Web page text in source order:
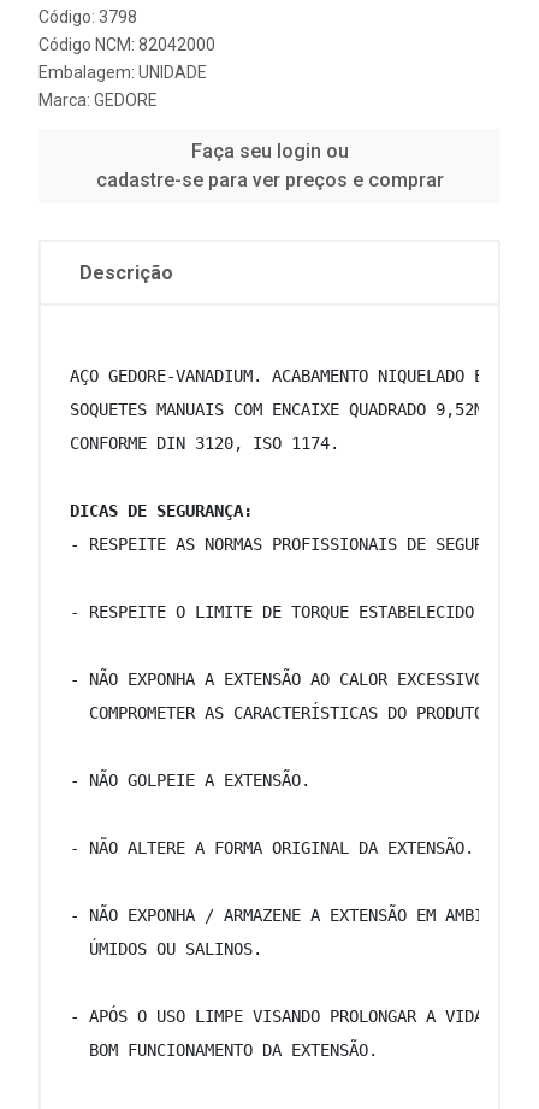
Código: 3798
Código NCM: 82042000
Embalagem: UNIDADE
Marca: GEDORE
Faça seu login ou
cadastre-se para ver preços e comprar
Descrição
AÇO GEDORE-VANADIUM. ACABAMENTO NIQUELADO E
SOQUETES MANUAIS COM ENCAIXE QUADRADO
CONFORME DIN 3120, ISO 1174.
DICAS DE SEGURANÇA:
- RESPEITE AS NORMAS PROFISSIONAIS DE
- RESPEITE O LIMITE DE TORQUE ESTABELECIDO EM
- NÃO EXPONHA A EXTENSÃO AO CALOR EXCESSIVO,
   COMPROMETER AS CARACTERÍSTICAS DO PRODUTO.
- NÃO GOLPEIE A EXTENSÃO.
- NÃO ALTERE A FORMA ORIGINAL DA EXTENSÃO.
- NÃO EXPONHA / ARMAZENE A EXTENSÃO EM
   ÚMIDOS OU SALINOS.
- APÓS O USO LIMPE VISANDO PROLONGAR A VIDA
   BOM FUNCIONAMENTO DA EXTENSÃO.